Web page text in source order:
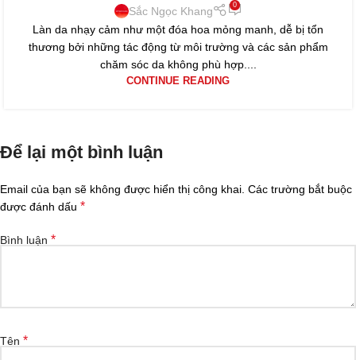
Sắc Ngọc Khang 0
Làn da nhạy cảm như một đóa hoa mỏng manh, dễ bị tổn
thương bởi những tác động từ môi trường và các sản phẩm
chăm sóc da không phù hợp....
CONTINUE READING
Để lại một bình luận
Email của bạn sẽ không được hiển thị công khai. Các trường bắt buộc
được đánh dấu *
Bình luận *
Tên *